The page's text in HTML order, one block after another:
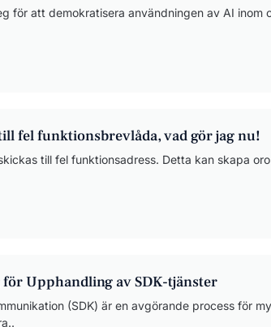
för att demokratisera användningen av AI inom
fel funktionsbrevlåda, vad gör jag nu!
till fel funktionsadress. Detta kan skapa
Upphandling av SDK-tjänster
(SDK) är en avgörande process för